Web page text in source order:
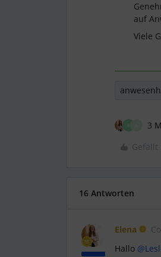
auf
Viele
R
3
Gefällt
16 Antworten
Elena
Hallo